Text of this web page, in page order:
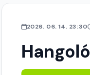
2026. 06. 14. 23:30
Hangoló